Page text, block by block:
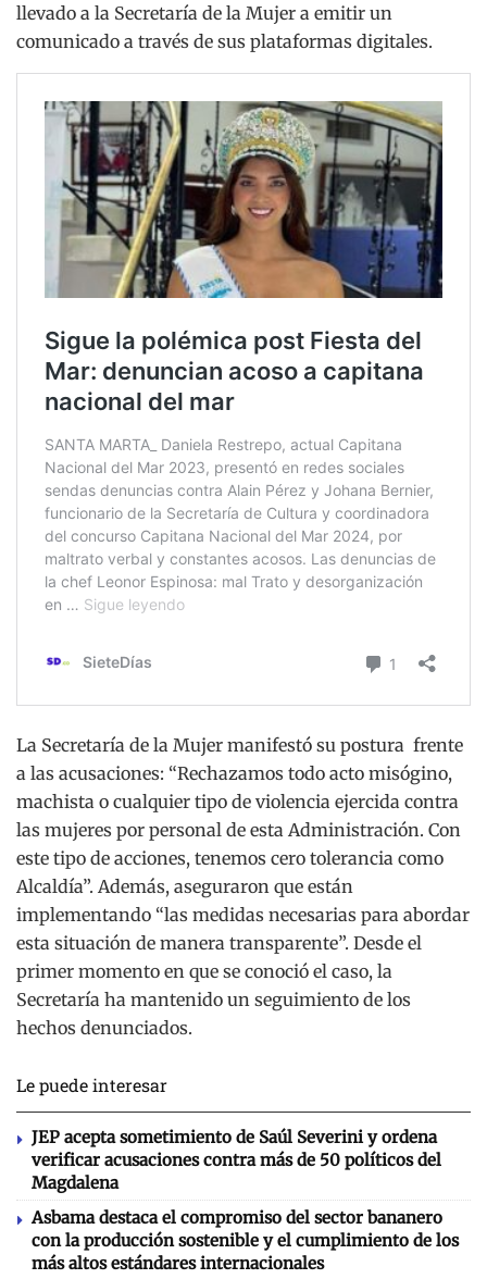
llevado a la Secretaría de la Mujer a emitir un
comunicado a través de sus plataformas digitales.
La Secretaría de la Mujer manifestó su postura frente
a las acusaciones: “Rechazamos todo acto misógino,
machista o cualquier tipo de violencia ejercida contra
las mujeres por personal de esta Administración. Con
este tipo de acciones, tenemos cero tolerancia como
Alcaldía”. Además, aseguraron que están
implementando “las medidas necesarias para abordar
esta situación de manera transparente”. Desde el
primer momento en que se conoció el caso, la
Secretaría ha mantenido un seguimiento de los
hechos denunciados.
Le puede interesar
JEP acepta sometimiento de Saúl Severini y ordena
verificar acusaciones contra más de 50 políticos del
Magdalena
Asbama destaca el compromiso del sector bananero
con la producción sostenible y el cumplimiento de los
más altos estándares internacionales